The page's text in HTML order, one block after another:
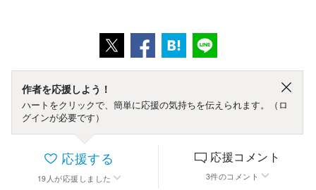
作者を応援しよう！
ハートをクリックで、簡単に応援の気持ちを伝えられます。（ロ
グインが必要です）
応援する
19 人 が応援しました
応援コメント
3件のコメント